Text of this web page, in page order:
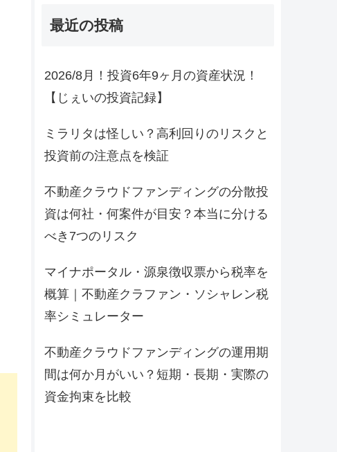
最近の投稿
2026/8月！投資6年9ヶ月の資産状況！
【じぇいの投資記録】
ミラリタは怪しい？高利回りのリスクと
投資前の注意点を検証
不動産クラウドファンディングの分散投
資は何社・何案件が目安？本当に分ける
べき7つのリスク
マイナポータル・源泉徴収票から税率を
概算｜不動産クラファン・ソシャレン税
率シミュレーター
不動産クラウドファンディングの運用期
間は何か月がいい？短期・長期・実際の
資金拘束を比較